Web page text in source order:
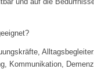
Kommunikation,